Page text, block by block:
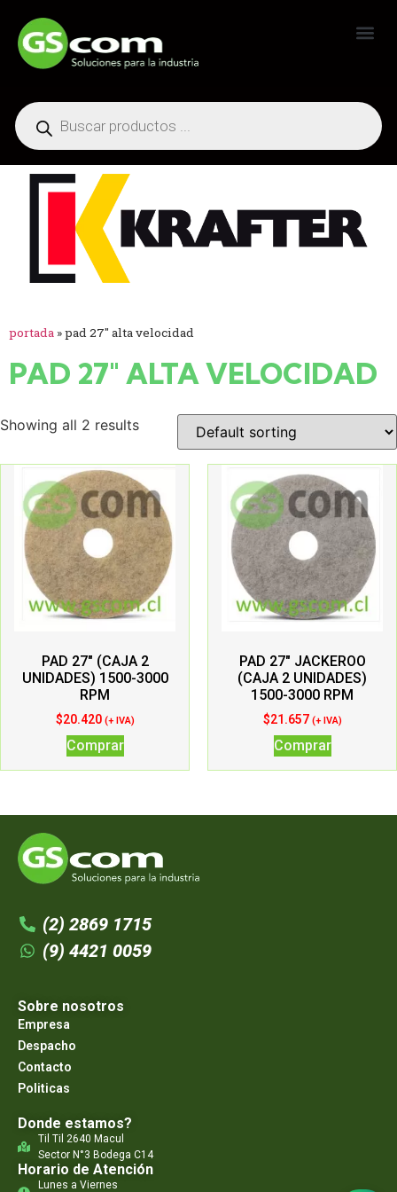
portada »pad 27" alta velocidad
PAD 27" ALTA VELOCIDAD
Showing all 2 results
PAD 27″ (CAJA 2
UNIDADES) 1500-3000
RPM
$20.420 (+ IVA)
Comprar
PAD 27″ JACKEROO
(CAJA 2 UNIDADES)
1500-3000 RPM
$21.657 (+ IVA)
Comprar
(2) 2869 1715
(9) 4421 0059
Sobre nosotros
Empresa
Despacho
Contacto
Politicas
Donde estamos?
Til Til 2640 Macul
Sector N°3 Bodega C14
Horario de Atención
Lunes a Viernes